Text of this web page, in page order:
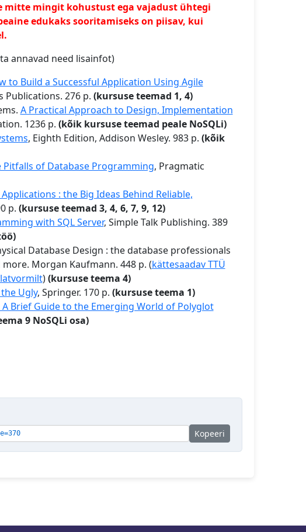
mitte mingit kohustust ega vajadust ühtegi
edukaks sooritamiseks on piisav, kui
annavad need lisainfot)
to Build a Successful Application Using Agile
Publications. 276 p. (kursuse teemad 1, 4)
A Practical Approach to Design, Implementation
1236 p. (kõik kursuse teemad peale NoSQLi)
, Eighth Edition, Addison Wesley. 983 p. (kõik
of Database Programming, Pragmatic
: the Big Ideas Behind Reliable,
p. (kursuse teemad 3, 4, 6, 7, 9, 12)
with SQL Server, Simple Talk Publishing. 389
Database Design : the database professionals
Morgan Kaufmann. 448 p. (kättesaadav TTÜ
)(kursuse teema 4)
Ugly, Springer. 170 p. (kursuse teema 1)
A Brief Guide to the Emerging World of Polyglot
9 NoSQLi osa)
Kopeeri